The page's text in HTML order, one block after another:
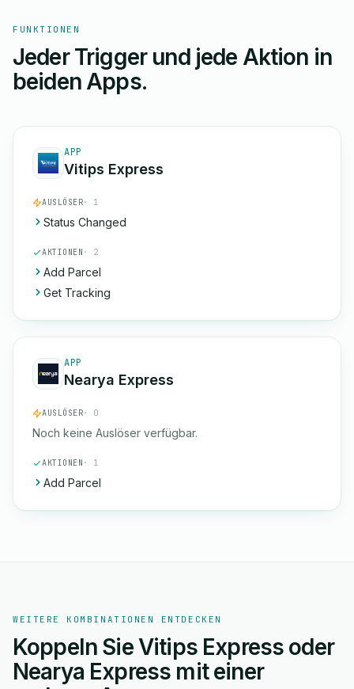
FUNKTIONEN
Jeder Trigger und jede Aktion in
beiden Apps.
APP
Vitips Express
AUSLÖSER· 1
Status Changed
AKTIONEN · 2
Add Parcel
Get Tracking
APP
Nearya Express
AUSLÖSER· 0
Noch keine Auslöser verfügbar.
AKTIONEN · 1
Add Parcel
WEITERE KOMBINATIONEN ENTDECKEN
Koppeln Sie Vitips Express oder
Nearya Express mit einer